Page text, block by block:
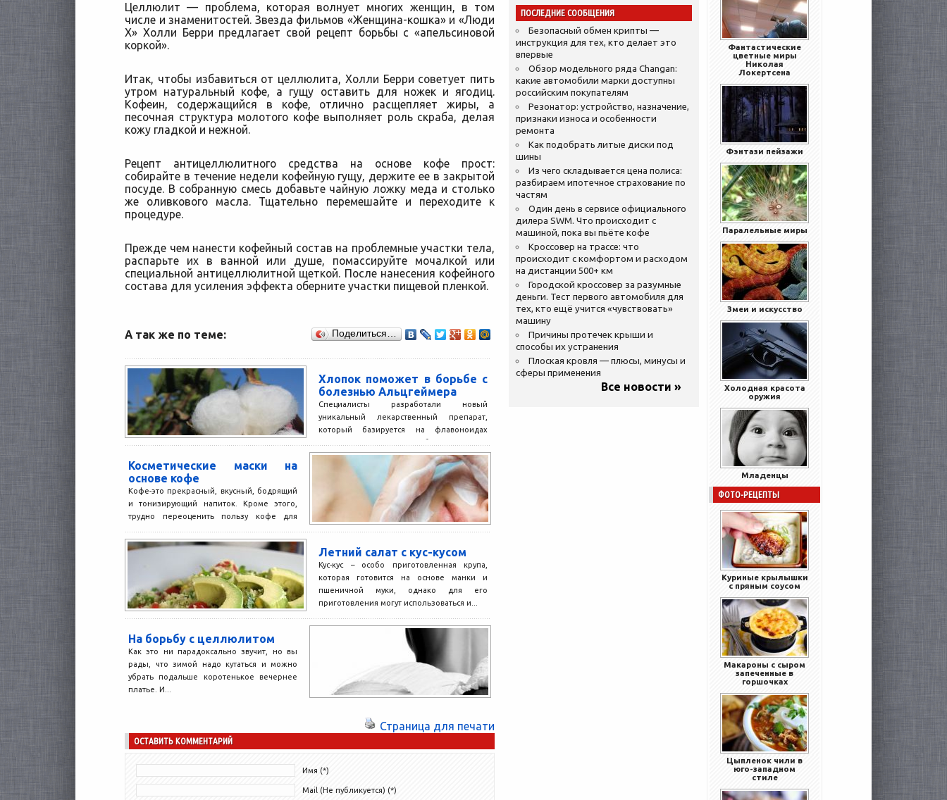
Целлюлит — проблема, которая волнует многих женщин, в том
числе и знаменитостей. Звезда фильмов «Женщина-кошка» и «Люди
Х» Холли Берри предлагает свой рецепт борьбы с «апельсиновой
коркой».
Итак, чтобы избавиться от целлюлита, Холли Берри советует пить
утром натуральный кофе, а гущу оставить для ножек и ягодиц.
Кофеин, содержащийся в кофе, отлично расщепляет жиры, а
песочная структура молотого кофе выполняет роль скраба, делая
кожу гладкой и нежной.
Рецепт антицеллюлитного средства на основе кофе прост:
собирайте в течение недели кофейную гущу, держите ее в закрытой
посуде. В собранную смесь добавьте чайную ложку меда и столько
же оливкового масла. Тщательно перемешайте и переходите к
процедуре.
Прежде чем нанести кофейный состав на проблемные участки тела,
распарьте их в ванной или душе, помассируйте мочалкой или
специальной антицеллюлитной щеткой. После нанесения кофейного
состава для усиления эффекта оберните участки пищевой пленкой.
А так же по теме: Поделиться…
Хлопок поможет в борьбе с
болезнью Альцгеймера
Специалисты разработали новый
уникальный лекарственный препарат,
который базируется на флавоноидах
хлопчатника. Препарат был создан с
целью борьбы с когнитивным
Косметические маски на
основе кофе
Кофе-это прекрасный, вкусный, бодрящий
и тонизирующий напиток. Кроме этого,
трудно переоценить пользу кофе для
обеспечивает бесперебойную...
Летний салат с кус-кусом
Кус-кус – особо приготовленная крупа,
которая готовится на основе манки и
пшеничной муки, однако для его
приготовления могут использоваться и...
На борьбу с целлюлитом
Как это ни парадоксально звучит, но вы
рады, что зимой надо кутаться и можно
убрать подальше коротенькое вечернее
платье. И...
Страница для печати
ОСТАВИТЬ КОММЕНТАРИЙ
Имя (*)
Mail (Не публикуется) (*)
ПОСЛЕДНИЕ СООБЩЕНИЯ
Безопасный обмен крипты —
инструкция для тех, кто делает это
впервые
Обзор модельного ряда Changan:
какие автомобили марки доступны
российским покупателям
Резонатор: устройство, назначение,
признаки износа и особенности
ремонта
Как подобрать литые диски под
шины
Из чего складывается цена полиса:
разбираем ипотечное страхование по
частям
Один день в сервисе официального
дилера SWM. Что происходит с
машиной, пока вы пьёте кофе
Кроссовер на трассе: что
происходит с комфортом и расходом
на дистанции 500+ км
Городской кроссовер за разумные
деньги. Тест первого автомобиля для
тех, кто ещё учится «чувствовать»
машину
Причины протечек крыши и
способы их устранения
Плоская кровля — плюсы, минусы и
сферы применения
Все новости »
Фантастические
цветные миры
Николая
Локертсена
Фэнтази пейзажи
Паралельные миры
Змеи и искусство
Холодная красота
оружия
Младенцы
ФОТО-РЕЦЕПТЫ
Куриные крылышки
с пряным соусом
Макароны с сыром
запеченные в
горшочках
Цыпленок чили в
юго-западном
стиле